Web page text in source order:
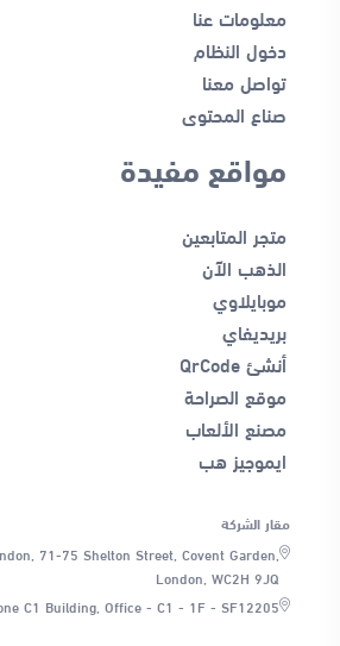
معلومات عنا
دخول النظام
تواصل معنا
صناع المحتوى
مواقع مفيدة
متجر المتابعين
الذهب الآن
موبايلاوي
بريديفاي
أنشئ QrCode
موقع الصراحة
مصنع الألعاب
ايموجيز هب
مقار الشركة
71-75 Shelton Street, Covent Garden,
London, WC2H 9JQ
C1 Building, Office - C1 - 1F - SF12205